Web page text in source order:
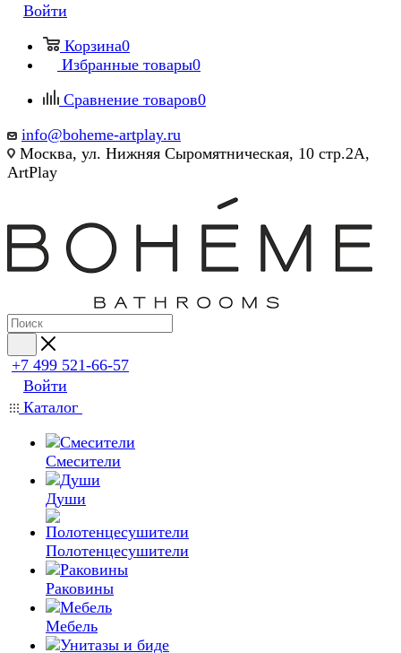
Войти
Корзина0
Избранные товары0
Сравнение товаров0
info@boheme-artplay.ru
Москва, ул. Нижняя Сыромятническая, 10 стр.2А,
ArtPlay
+7 499 521-66-57
Войти
Каталог
Смесители
Души
Полотенцесушители
Раковины
Мебель